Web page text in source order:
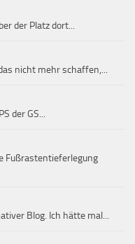
der Platz dort...
nicht mehr schaffen,...
der GS...
Fußrastentieferlegung
Blog. Ich hätte mal...